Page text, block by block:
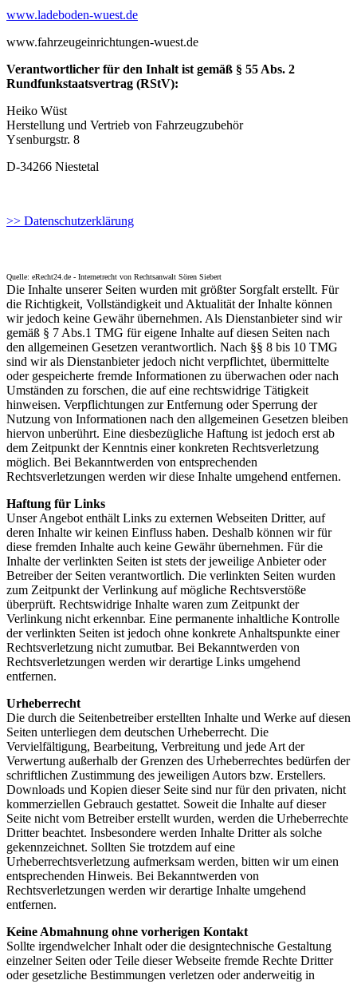
www.ladeboden-wuest.de
www.fahrzeugeinrichtungen-wuest.de
Verantwortlicher für den Inhalt ist gemäß § 55 Abs. 2
Rundfunkstaatsvertrag (RStV):
Heiko Wüst
Herstellung und Vertrieb von Fahrzeugzubehör
Ysenburgstr. 8
D-34266 Niestetal
>> Datenschutzerklärung
Quelle: eRecht24.de - Internetrecht von Rechtsanwalt Sören Siebert
Die Inhalte unserer Seiten wurden mit größter Sorgfalt erstellt. Für
die Richtigkeit, Vollständigkeit und Aktualität der Inhalte können
wir jedoch keine Gewähr übernehmen. Als Dienstanbieter sind wir
gemäß § 7 Abs.1 TMG für eigene Inhalte auf diesen Seiten nach
den allgemeinen Gesetzen verantwortlich. Nach §§ 8 bis 10 TMG
sind wir als Dienstanbieter jedoch nicht verpflichtet, übermittelte
oder gespeicherte fremde Informationen zu überwachen oder nach
Umständen zu forschen, die auf eine rechtswidrige Tätigkeit
hinweisen. Verpflichtungen zur Entfernung oder Sperrung der
Nutzung von Informationen nach den allgemeinen Gesetzen bleiben
hiervon unberührt. Eine diesbezügliche Haftung ist jedoch erst ab
dem Zeitpunkt der Kenntnis einer konkreten Rechtsverletzung
möglich. Bei Bekanntwerden von entsprechenden
Rechtsverletzungen werden wir diese Inhalte umgehend entfernen.
Haftung für Links
Unser Angebot enthält Links zu externen Webseiten Dritter, auf
deren Inhalte wir keinen Einfluss haben. Deshalb können wir für
diese fremden Inhalte auch keine Gewähr übernehmen. Für die
Inhalte der verlinkten Seiten ist stets der jeweilige Anbieter oder
Betreiber der Seiten verantwortlich. Die verlinkten Seiten wurden
zum Zeitpunkt der Verlinkung auf mögliche Rechtsverstöße
überprüft. Rechtswidrige Inhalte waren zum Zeitpunkt der
Verlinkung nicht erkennbar. Eine permanente inhaltliche Kontrolle
der verlinkten Seiten ist jedoch ohne konkrete Anhaltspunkte einer
Rechtsverletzung nicht zumutbar. Bei Bekanntwerden von
Rechtsverletzungen werden wir derartige Links umgehend
entfernen.
Urheberrecht
Die durch die Seitenbetreiber erstellten Inhalte und Werke auf diesen
Seiten unterliegen dem deutschen Urheberrecht. Die
Vervielfältigung, Bearbeitung, Verbreitung und jede Art der
Verwertung außerhalb der Grenzen des Urheberrechtes bedürfen der
schriftlichen Zustimmung des jeweiligen Autors bzw. Erstellers.
Downloads und Kopien dieser Seite sind nur für den privaten, nicht
kommerziellen Gebrauch gestattet. Soweit die Inhalte auf dieser
Seite nicht vom Betreiber erstellt wurden, werden die Urheberrechte
Dritter beachtet. Insbesondere werden Inhalte Dritter als solche
gekennzeichnet. Sollten Sie trotzdem auf eine
Urheberrechtsverletzung aufmerksam werden, bitten wir um einen
entsprechenden Hinweis. Bei Bekanntwerden von
Rechtsverletzungen werden wir derartige Inhalte umgehend
entfernen.
Keine Abmahnung ohne vorherigen Kontakt
Sollte irgendwelcher Inhalt oder die designtechnische Gestaltung
einzelner Seiten oder Teile dieser Webseite fremde Rechte Dritter
oder gesetzliche Bestimmungen verletzen oder anderweitig in